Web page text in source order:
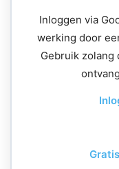
Inloggen via
werking door
Gebruik